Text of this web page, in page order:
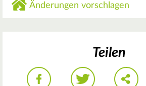
Änderungen vorschlagen
Teilen